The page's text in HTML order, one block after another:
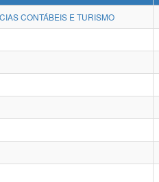
CONTÁBEIS E TURISMO